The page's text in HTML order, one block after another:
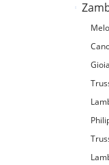
Gioia